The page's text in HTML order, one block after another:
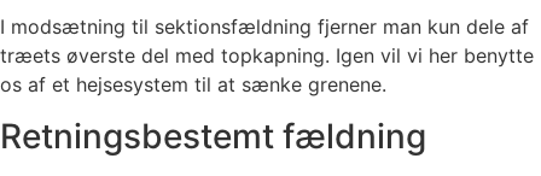
I modsætning til sektionsfældning fjerner man kun dele af
træets øverste del med topkapning. Igen vil vi her benytte
os af et hejsesystem til at sænke grenene.
Retningsbestemt fældning